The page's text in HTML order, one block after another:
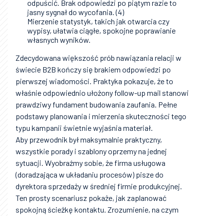
odpuścić. Brak odpowiedzi po piątym razie to
jasny sygnał do wycofania. (4)
Mierzenie statystyk, takich jak otwarcia czy
wypisy, ułatwia ciągłe, spokojne poprawianie
własnych wyników.
Zdecydowana większość prób nawiązania relacji w
świecie B2B kończy się brakiem odpowiedzi po
pierwszej wiadomości. Praktyka pokazuje, że to
właśnie odpowiednio ułożony follow-up mail stanowi
prawdziwy fundament budowania zaufania. Pełne
podstawy planowania i mierzenia skuteczności tego
typu kampanii świetnie wyjaśnia materiał.
Aby przewodnik był maksymalnie praktyczny,
wszystkie porady i szablony oprzemy na jednej
sytuacji. Wyobraźmy sobie, że firma usługowa
(doradzająca w układaniu procesów) pisze do
dyrektora sprzedaży w średniej firmie produkcyjnej.
Ten prosty scenariusz pokaże, jak zaplanować
spokojną ścieżkę kontaktu. Zrozumienie, na czym